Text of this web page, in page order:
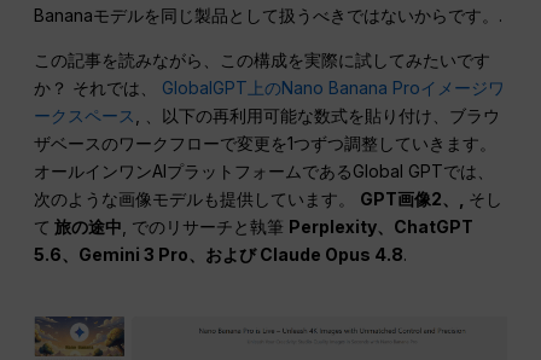
Bananaモデルを同じ製品として扱うべきではないからです。.
この記事を読みながら、この構成を実際に試してみたいです
か？ それでは、 GlobalGPT上のNano Banana Proイメージワ
ークスペース, 、以下の再利用可能な数式を貼り付け、ブラウ
ザベースのワークフローで変更を1つずつ調整していきます。
オールインワンAIプラットフォームであるGlobal GPTでは、
次のような画像モデルも提供しています。 GPT画像2、, そし
て 旅の途中, でのリサーチと執筆 Perplexity、ChatGPT
5.6、Gemini 3 Pro、および Claude Opus 4.8.